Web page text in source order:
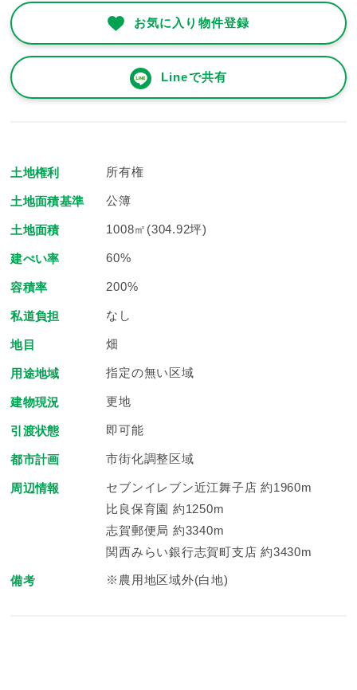
お気に入り物件登録
Lineで共有
土地権利 所有権
土地面積基準 公簿
土地面積 1008㎡(304.92坪)
建ぺい率 60%
容積率 200%
私道負担 なし
地目 畑
用途地域 指定の無い区域
建物現況 更地
引渡状態 即可能
都市計画 市街化調整区域
周辺情報
セブンイレブン近江舞子店 約1960m
比良保育園 約1250m
志賀郵便局 約3340m
関西みらい銀行志賀町支店 約3430m
備考 ※農用地区域外(白地)